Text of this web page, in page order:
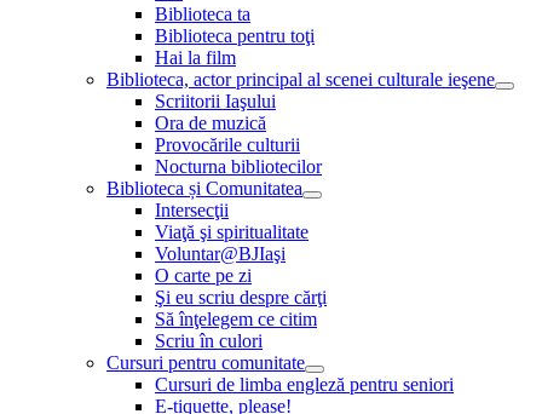
Biblioteca ta
Biblioteca pentru toţi
Hai la film
Biblioteca, actor principal al scenei culturale ieşene
Scriitorii Iaşului
Ora de muzică
Provocările culturii
Nocturna bibliotecilor
Biblioteca și Comunitatea
Intersecţii
Viaţă şi spiritualitate
Voluntar@BJIaşi
O carte pe zi
Şi eu scriu despre cărţi
Să înţelegem ce citim
Scriu în culori
Cursuri pentru comunitate
Cursuri de limba engleză pentru seniori
E-tiquette, please!